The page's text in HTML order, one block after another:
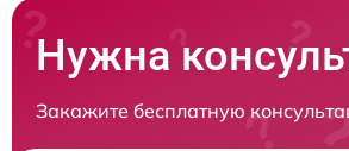
Нужна
Закажите бесплатную